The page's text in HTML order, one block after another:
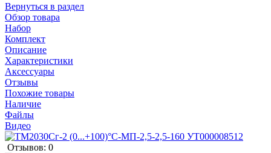
Вернуться в раздел
Обзор товара
Набор
Комплект
Описание
Характеристики
Аксессуары
Отзывы
Похожие товары
Наличие
Файлы
Видео
Отзывов: 0